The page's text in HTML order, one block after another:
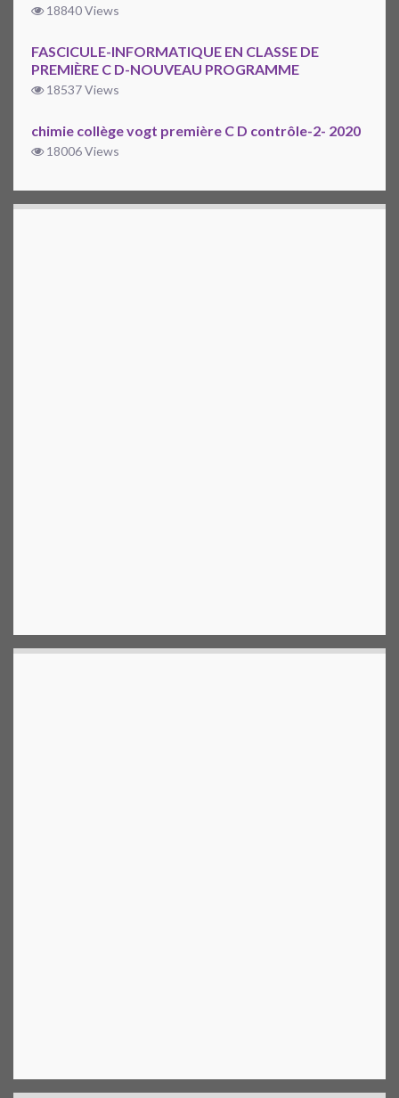
18840 Views
FASCICULE-INFORMATIQUE EN CLASSE DE
PREMIÈRE C D-NOUVEAU PROGRAMME
18537 Views
chimie collège vogt première C D contrôle-2- 2020
18006 Views